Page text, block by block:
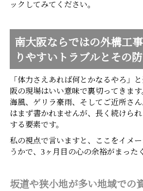
ックしてみてください。
南大阪ならではの外構工
りやすいトラブルとその
「体力さえあれば何とかなるやろ」
阪の現場はいい意味で裏切ってきます
海風、ゲリラ豪雨、そしてご近所さ
はまず書かれませんが、長く続けら
する要素です。
私の視点で言いますと、ここをイメ
うかで、3ヶ月目の心の余裕がまった
坂道や狭小地が多い地域での